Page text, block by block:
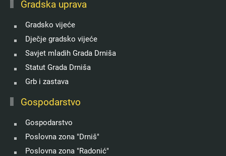
Gradska uprava
Gradsko vijeće
Dječje gradsko vijeće
Savjet mladih Grada Drniša
Statut Grada Drniša
Grb i zastava
Gospodarstvo
Gospodarstvo
Poslovna zona "Drniš"
Poslovna zona "Radonić"